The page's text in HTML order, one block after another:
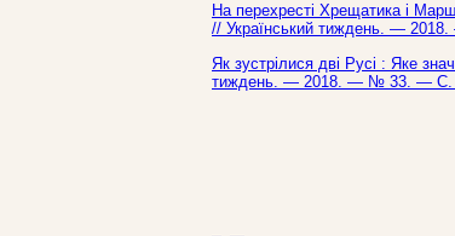
На перехресті Хрещатика і
// Український тиждень. —
Як зустрілися дві Русі : Яке
тиждень. — 2018. — № 33. — С.